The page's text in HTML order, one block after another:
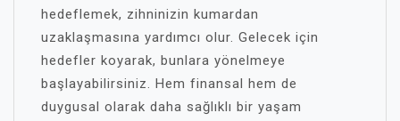
hedeflemek, zihninizin kumardan
uzaklaşmasına yardımcı olur. Gelecek için
hedefler koyarak, bunlara yönelmeye
başlayabilirsiniz. Hem finansal hem de
duygusal olarak daha sağlıklı bir yaşam